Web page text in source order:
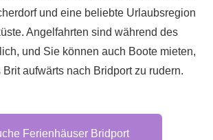
und eine beliebte Urlaubsregion
Angelfahrten sind während des
und Sie können auch Boote mieten,
Brit aufwärts nach Bridport zu rudern.
Ferienhäuser Bridport